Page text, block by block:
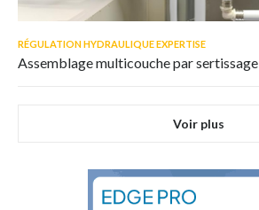
RÉGULATION HYDRAULIQUE EXPERTISE
Assemblage multicouche par sertissage
Voir plus